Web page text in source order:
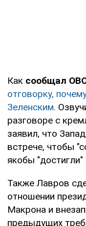
Как сообщал
отговорку,
Зеленским.
разговоре с
заявил, что
встрече, чтобы
якобы
Также Лавров
отношении
Макрона и
предыдущих